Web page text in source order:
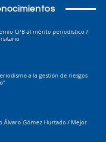
CPB al mérito periodístico /
a la gestión de riesgos
Álvaro Gómez Hurtado / Mejor